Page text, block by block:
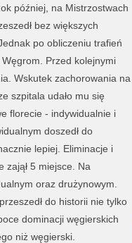
później, na Mistrzostwach
bez większych
po obliczeniu trafień
Węgrom. Przed kolejnymi
Wskutek zachorowania na
szpitala udało mu się
florecie - indywidualnie i
doszedł do
lepiej. Eliminacje i
zajął 5 miejsce. Na
oraz drużynowym.
do historii nie tylko
dominacji węgierskich
niż węgierski.